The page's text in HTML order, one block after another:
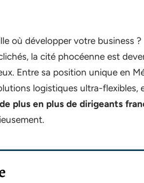
où développer votre business
la cité phocéenne est
Entre sa position unique en
logistiques ultra-flexibles,
plus en plus de dirigeants